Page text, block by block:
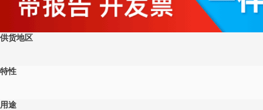
供货地区
特性
用途